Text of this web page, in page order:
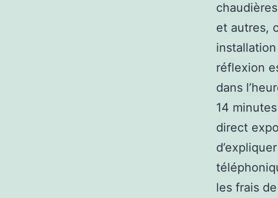
et autres,
réflexion
dans
14
direct
les frais